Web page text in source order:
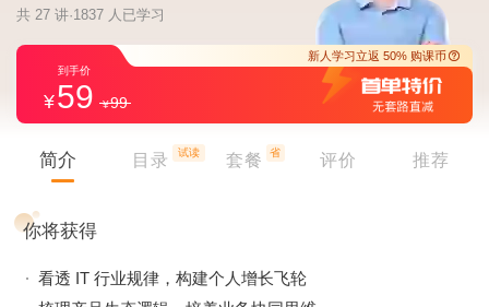
共 27 讲·1837 人已学习
59 99
新人学习立返
简介 目录 试读 套餐 省 评价 推荐
你将获得
看透 IT 行业规律，构建个人增长飞轮